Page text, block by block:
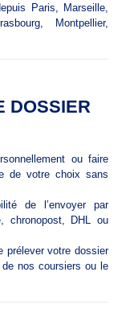
Paris, Marseille,
Montpellier,
DOSSIER
ou faire
de votre choix sans
de l’envoyer par
chronopost, DHL ou
prélever votre dossier
nos coursiers ou le